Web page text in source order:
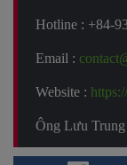
Hotline : +84-
Email :
Website :
Ông Lưu Trung